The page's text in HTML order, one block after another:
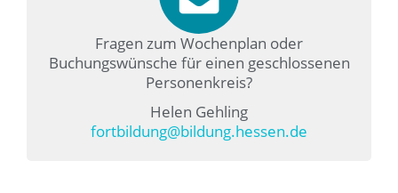
Fragen zum Wochenplan oder
Buchungswünsche für einen geschlossenen
Personenkreis?
Helen Gehling
fortbildung@bildung.hessen.de